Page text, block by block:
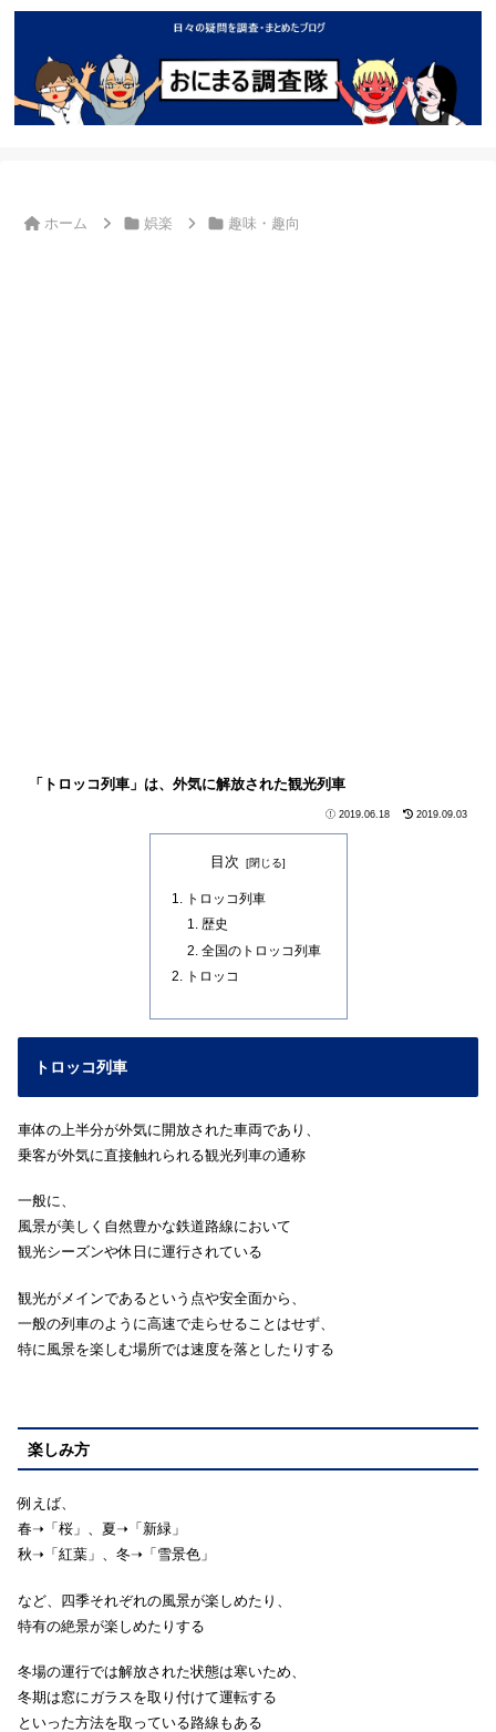
ホーム 娯楽 趣味・趣向
「トロッコ列車」は、外気に解放された観光列車
2019.06.18 2019.09.03
目次
トロッコ列車
歴史
全国のトロッコ列車
トロッコ
トロッコ列車
車体の上半分が外気に開放された車両であり、
乗客が外気に直接触れられる観光列車の通称
一般に、
風景が美しく自然豊かな鉄道路線において
観光シーズンや休日に運行されている
観光がメインであるという点や安全面から、
一般の列車のように高速で走らせることはせず、
特に風景を楽しむ場所では速度を落としたりする
楽しみ方
例えば、
春➝「桜」、夏➝「新緑」
秋➝「紅葉」、冬➝「雪景色」
など、四季それぞれの風景が楽しめたり、
特有の絶景が楽しめたりする
冬場の運行では解放された状態は寒いため、
冬期は窓にガラスを取り付けて運転する
といった方法を取っている路線もある